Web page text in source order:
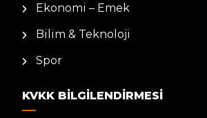
Ekonomi – Emek
Bilim & Teknoloji
Spor
KVKK BILGILENDIRMESI